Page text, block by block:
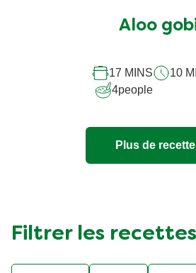
recipe
Aloo
17 MINS
10
4people
Plus de
Filtrer les